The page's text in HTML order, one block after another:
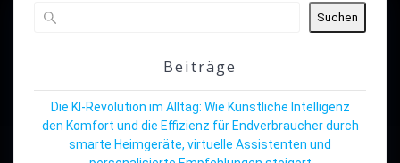
Suchen
Beiträge
Die KI-Revolution im Alltag: Wie Künstliche Intelligenz
den Komfort und die Effizienz für Endverbraucher durch
smarte Heimgeräte, virtuelle Assistenten und